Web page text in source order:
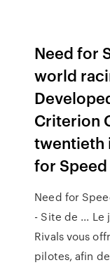
Need for
world
Criterion
twentieth
for
Need for
- Site de ...
Rivals vous
pilotes, afin